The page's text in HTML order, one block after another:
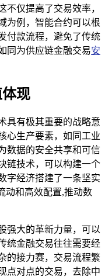
不仅提高了交易效率，
为例，智能合约可以根
付款流程，避免了传统
同为供应链金融交易安
现
具有极其重要的战略意
心生产要素，如同工业
数据的安全共享和可信
链技术，可以构建一个
字经济搭建了一条坚实
动和高效配置,推动数
强大的革新力量，可以
统金融交易往往需要经
的接力赛，交易流程繁
点对点的交易，去除中